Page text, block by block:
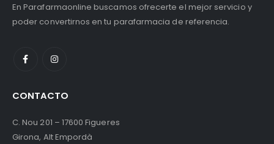
En Parafarmaonline buscamos ofrecerte el mejor servicio y
poder convertirnos en tu parafarmacia de referencia.
CONTACTO
C. Nou 201 – 17600 Figueres
Girona, Alt Empordà